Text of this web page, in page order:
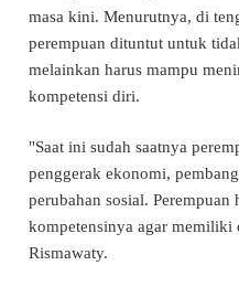
masa kini. Menurutnya, di
perempuan dituntut untuk
melainkan harus mampu
kompetensi diri.
"Saat ini sudah saatnya
penggerak ekonomi,
perubahan sosial. Perempuan
kompetensinya agar memiliki
Rismawaty.